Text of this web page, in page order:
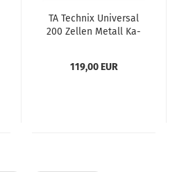
TA Tech­nix Uni­ver­sal
200 Zel­len Me­tall Ka­
119,00 EUR